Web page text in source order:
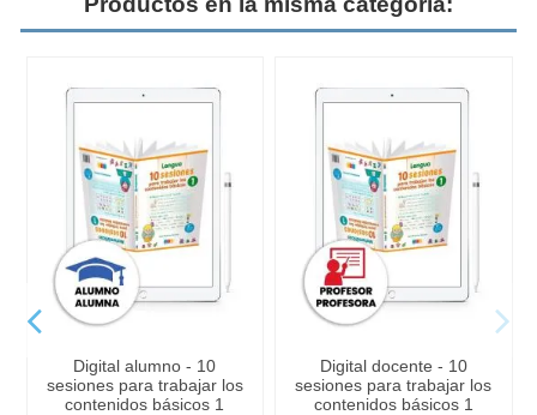
Digital alumno - 10
sesiones para trabajar los
contenidos básicos 1
Digital docente - 10
sesiones para trabajar los
contenidos básicos 1